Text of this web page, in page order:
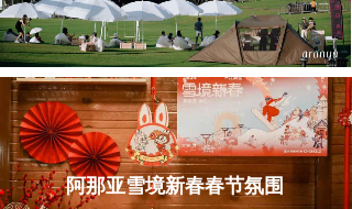
阿那亚雪境新春春节氛围